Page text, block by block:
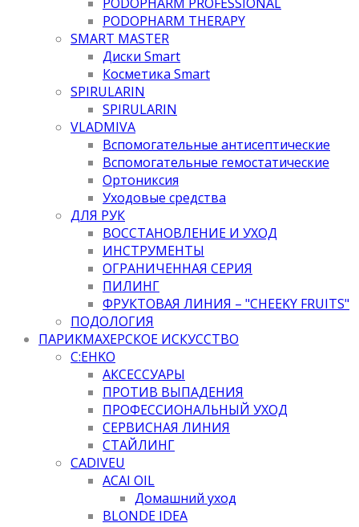
PODOPHARM THERAPY
SMART MASTER
Диски Smart
Косметика Smart
SPIRULARIN
SPIRULARIN
VLADMIVA
Вспомогательные антисептические
Вспомогательные гемостатические
Ортониксия
Уходовые средства
ДЛЯ РУК
ВОССТАНОВЛЕНИЕ И УХОД
ИНСТРУМЕНТЫ
ОГРАНИЧЕННАЯ СЕРИЯ
ПИЛИНГ
ФРУКТОВАЯ ЛИНИЯ – "CHEEKY FRUITS"
ПОДОЛОГИЯ
ПАРИКМАХЕРСКОЕ ИСКУССТВО
C:EHKO
АКСЕССУАРЫ
ПРОТИВ ВЫПАДЕНИЯ
ПРОФЕССИОНАЛЬНЫЙ УХОД
СЕРВИСНАЯ ЛИНИЯ
СТАЙЛИНГ
CADIVEU
ACAI OIL
Домашний уход
BLONDE IDEA